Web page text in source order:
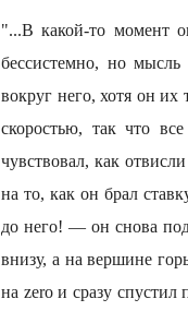
"...В какой-то момент
бессистемно, но
вокруг него, хотя он
скоростью, так что
чувствовал, как
на то, как он брал
до него! — он снова
внизу, а на вершине
на zero и сразу